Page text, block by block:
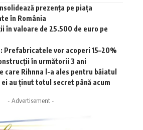
prezența pe piața
în România
în valoare de 25.500 de euro pe
Prefabricatele vor acoperi 15–20%
în următorii 3 ani
care Rihnna l-a ales pentru băiatul
au ținut totul secret până acum
- Advertisement -